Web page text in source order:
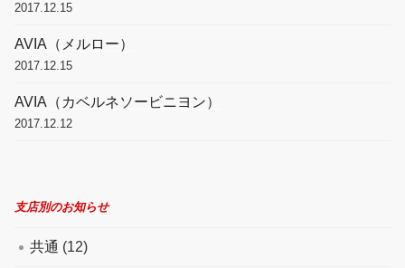
2017.12.15
AVIA（メルロー）
2017.12.15
AVIA（カベルネソービニヨン）
2017.12.12
支店別のお知らせ
共通 (12)